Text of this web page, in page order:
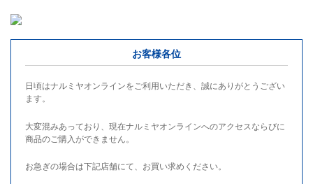
お客様各位
日頃はナルミヤオンラインをご利用いただき、誠にありがとうござい
ます。
大変混みあっており、現在ナルミヤオンラインへのアクセスならびに
商品のご購入ができません。
お急ぎの場合は下記店舗にて、お買い求めください。